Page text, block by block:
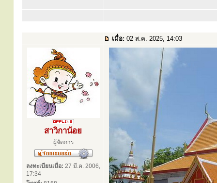
เมื่อ: 02 ส.ค. 2025, 14:03
สาวิกาน้อย
ผู้จัดการ
ลงทะเบียนเมื่อ: 27 มี.ค. 2006,
17:34